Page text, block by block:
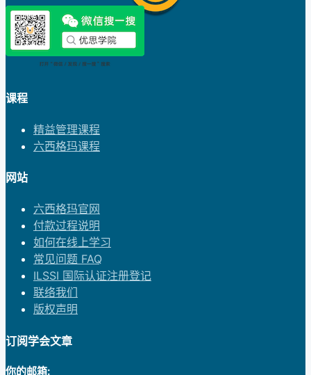
课程
精益管理课程
六西格玛课程
网站
六西格玛官网
付款过程说明
如何在线上学习
常见问题 FAQ
ILSSI 国际认证注册登记
联络我们
版权声明
订阅学会文章
你的邮箱: